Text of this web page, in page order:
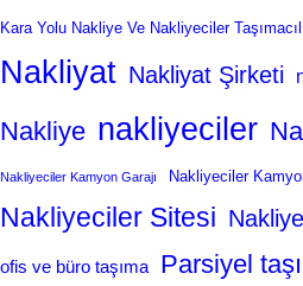
Kara Yolu Nakliye Ve Nakliyeciler
Nakliyat Nakliyat Şirketi
Nakliye nakliyeciler
Nakliyeciler Kamyon Garajı Nakliyeciler
Nakliyeciler Sitesi
ofis ve büro taşıma Parsiyel